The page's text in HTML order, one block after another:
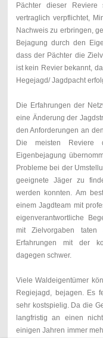
Pächter dieser
vertraglich verpflichtet,
Nachweis zu erbringen,
Bejagung durch den
dass der Pächter die
ist kein Revier bekannt,
Hegejagd/ Jagdpacht
Die Erfahrungen der
eine Änderung der
den Anforderungen an
Die meisten Reviere
Eigenbejagung
Probleme bei der
geeignete Jäger zu
werden konnten. Am
einem Jagdteam mit
eigenverantwortliche
mit Zielvorgaben
Erfahrungen mit der
dagegen schwer.
Viele Waldeigentümer
Regiejagd, bejagen. Es
sehr kostspielig. Da die
langfristig an einen
einigen Jahren immer